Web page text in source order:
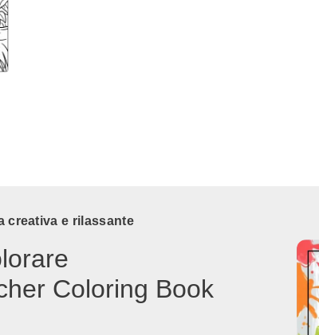
creativa e rilassante
Coloring Book